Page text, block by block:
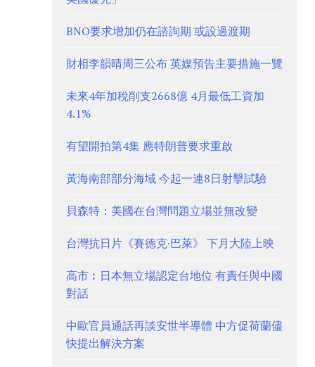
BNO要求增加仍在諮詢期 或設過渡期
財相李韻晴周三公布 英媒預告主要措施一覽
未來4年加稅削支2668億 4月最低工資加
4.1%
有望開拍第4集 應特朗普要求重啟
黃海南部部分海域 今起一連8日射擊試驗
貝森特：美國在台灣問題立場並無改變
台灣抗日片《賽德克·巴萊》 下月大陸上映
高市︰日本無立場認定台地位 有責任與中國
對話
中歐官員通話再談安世半導體 中方促荷蘭儘
快提出解決方案